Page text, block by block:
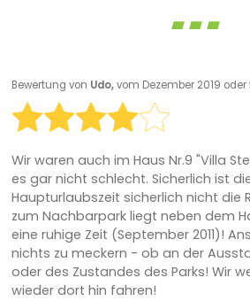
Bewertung von Udo,vom Dezember 2019
Wir waren auch im Haus Nr.9 "Villa
es gar nicht schlecht. Sicherlich ist
Haupturlaubszeit sicherlich nicht die
zum Nachbarpark liegt neben dem
eine ruhige Zeit (September 2011)!
nichts zu meckern - ob an der
oder des Zustandes des Parks! Wir
wieder dort hin fahren!